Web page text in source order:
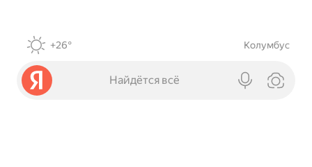
+26° Колумбус
Найдётся всё